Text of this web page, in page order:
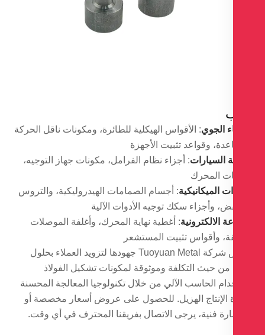
: الأقواس الهيكلية للطائرة، ومكونات ناقل الحركة
وقواعد تثبيت الأجهزة
السيارات: أجزاء نظام الفرامل، مكونات جهاز التوجيه،
المحرك
الميكانيكية: أجسام الصمامات الهيدروليكية، والتروس
وأجزاء سكك توجيه الأدوات الآلية
الالكترونية: أغطية نهاية المحرك، وأغلفة الموصلات
وأقواس تثبيت المستشعر
تكرس شركة Tuoyuan Metal جهودها لتزويد العملاء بحلول
من حيث التكلفة وموثوقة لمكونات تشكيل الفولاذ
الحاسب الآلي من خلال تكنولوجيا المعالجة المحسنة
الإنتاج الهزيل. للحصول على عروض أسعار مخصصة أو
فنية، يرجى الاتصال بفريقنا المحترف في أي وقت.